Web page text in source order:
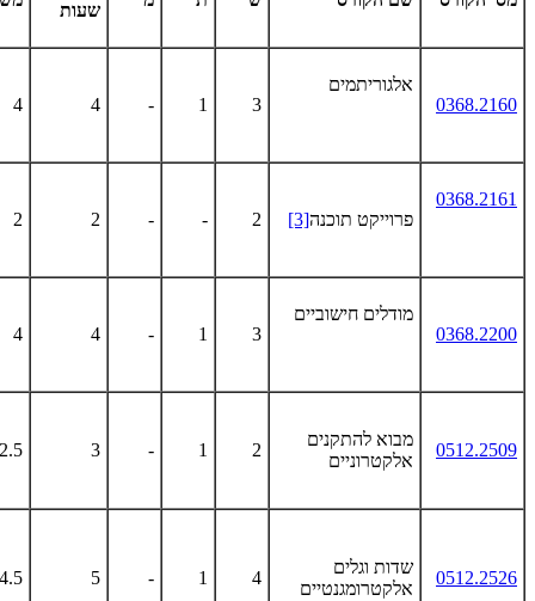
שעות
0368.2160
אלגוריתמים
3
1
-
4
4
0368.2161
פרוייקט תוכנה[3]
2
-
-
2
2
0368.2200
מודלים חישוביים
3
1
-
4
4
0512.2509
מבוא להתקנים
אלקטרוניים
2
1
-
3
2.5
0512.2526
שדות וגלים
אלקטרומגנטיים
4
1
-
5
4.5